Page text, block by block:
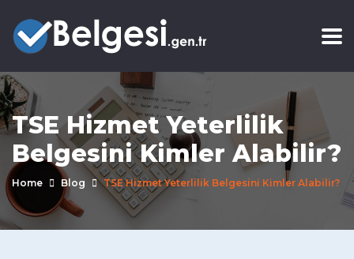
TSE Hizmet Yeterlilik
Belgesini Kimler Alabilir?
Home Blog TSE Hizmet Yeterlilik Belgesini Kimler Alabilir?